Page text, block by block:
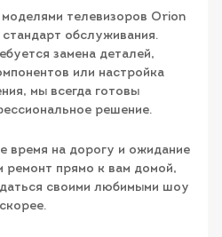
телевизоров Orion
обслуживания.
замена деталей,
или настройка
мы всегда готовы
решение.
время на дорогу и ожидание
ремонт прямо к вам домой,
своими любимыми шоу